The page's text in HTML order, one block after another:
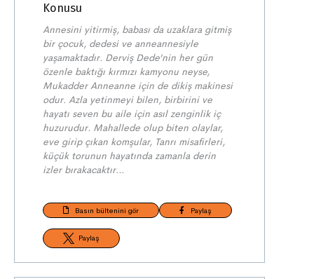
Konusu
Annesini yitirmiş, babası da uzaklara gitmiş
bir çocuk, dedesi ve anneannesiyle
yaşamaktadır. Derviş Dede’nin her gün
özenle baktığı kırmızı kamyonu neyse,
Mukadder Anneanne için de dikiş makinesi
odur. Azla yetinmeyi bilen, birbirini ve
hayatı seven bu aile için asıl zenginlik iç
huzurudur. Mahallede olup biten olaylar,
eve girip çıkan komşular, Tanrı misafirleri,
küçük torunun hayatında zamanla derin
izler bırakacaktır…
Basın bültenini gör Paylaş
Paylaş